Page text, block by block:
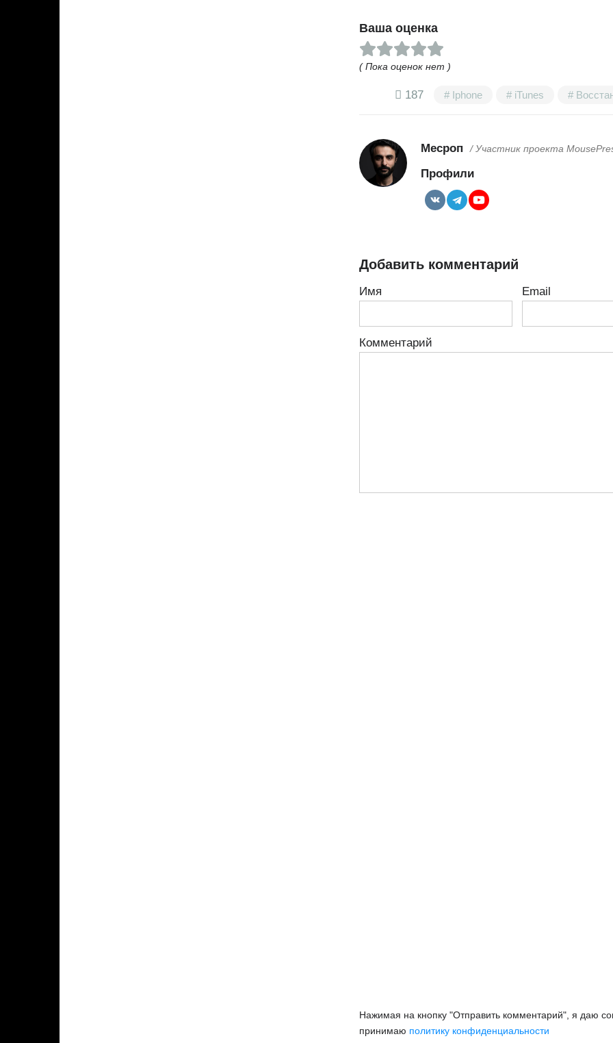
Ваша оценка
( Пока оценок нет )
187 Iphone iTunes
Месроп / Участник проекта
Профили
Добавить комментарий
Имя Email
Комментарий
Нажимая на кнопку "Отправить комментарий", я даю
принимаю политику конфиденциальности